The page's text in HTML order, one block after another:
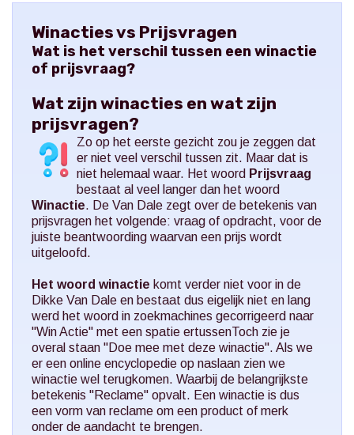
Winacties vs Prijsvragen
Wat is het verschil tussen een winactie
of prijsvraag?
Wat zijn winacties en wat zijn
prijsvragen?
Zo op het eerste gezicht zou je zeggen dat
er niet veel verschil tussen zit. Maar dat is
niet helemaal waar. Het woord Prijsvraag
bestaat al veel langer dan het woord
Winactie. De Van Dale zegt over de betekenis van
prijsvragen het volgende: vraag of opdracht, voor de
juiste beantwoording waarvan een prijs wordt
uitgeloofd.
Het woord winactie komt verder niet voor in de
Dikke Van Dale en bestaat dus eigelijk niet en lang
werd het woord in zoekmachines gecorrigeerd naar
"Win Actie" met een spatie ertussenToch zie je
overal staan "Doe mee met deze winactie". Als we
er een online encyclopedie op naslaan zien we
winactie wel terugkomen. Waarbij de belangrijkste
betekenis "Reclame" opvalt. Een winactie is dus
een vorm van reclame om een product of merk
onder de aandacht te brengen.